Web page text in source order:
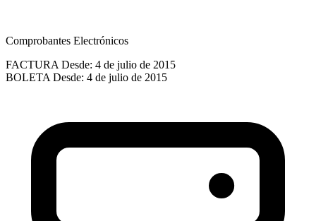
Comprobantes Electrónicos
FACTURA Desde: 4 de julio de 2015
BOLETA Desde: 4 de julio de 2015